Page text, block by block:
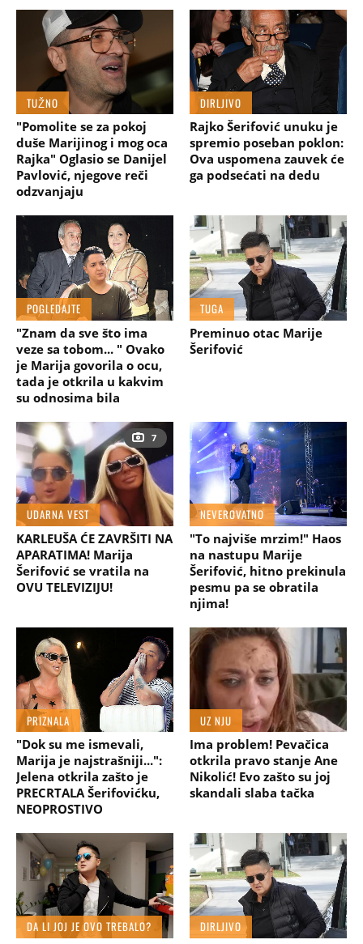
TUŽNO
"Pomolite se za pokoj
duše Marijinog i mog oca
Rajka" Oglasio se Danijel
Pavlović, njegove reči
odzvanjaju
DIRLJIVO
Rajko Šerifović unuku je
spremio poseban poklon:
Ova uspomena zauvek će
ga podsećati na dedu
POGLEDAJTE
"Znam da sve što ima
veze sa tobom... " Ovako
je Marija govorila o ocu,
tada je otkrila u kakvim
su odnosima bila
TUGA
Preminuo otac Marije
Šerifović
7
UDARNA VEST
KARLEUŠA ĆE ZAVRŠITI NA
APARATIMA! Marija
Šerifović se vratila na
OVU TELEVIZIJU!
NEVEROVATNO
"To najviše mrzim!" Haos
na nastupu Marije
Šerifović, hitno prekinula
pesmu pa se obratila
njima!
PRIZNALA
"Dok su me ismevali,
Marija je najstrašniji...":
Jelena otkrila zašto je
PRECRTALA Šerifovićku,
NEOPROSTIVO
UZ NJU
Ima problem! Pevačica
otkrila pravo stanje Ane
Nikolić! Evo zašto su joj
skandali slaba tačka
DA LI JOJ JE OVO TREBALO?
DIRLJIVO